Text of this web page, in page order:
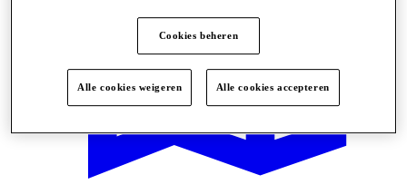
Cookies beheren
Alle cookies weigeren Alle cookies accepteren